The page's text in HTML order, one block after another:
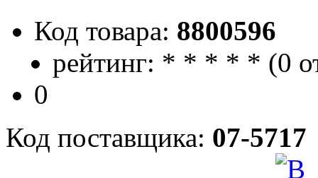
Код товара: 8800596
рейтинг: * * * * * (0
0
Код поставщика: 07-5717